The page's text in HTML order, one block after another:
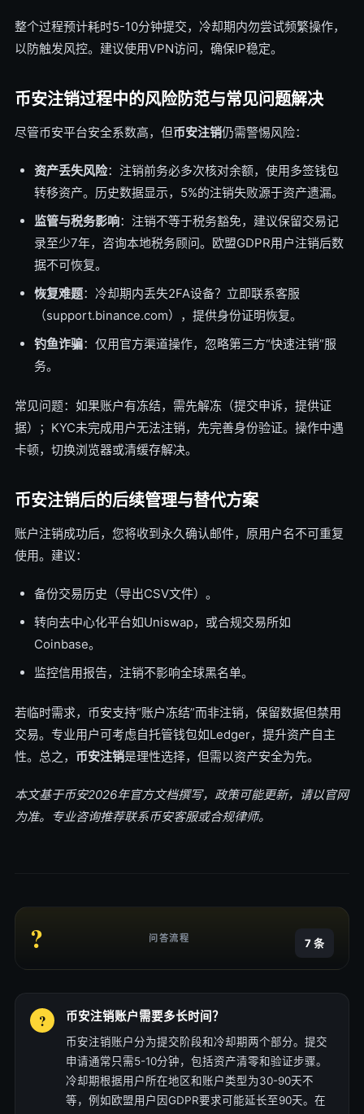
整个过程预计耗时5-10分钟提交，冷却期内勿尝试频繁操作，
以防触发风控。建议使用VPN访问，确保IP稳定。
币安注销过程中的风险防范与常见问题解决
尽管币安平台安全系数高，但币安注销仍需警惕风险：
资产丢失风险：注销前务必多次核对余额，使用多签钱包
转移资产。历史数据显示，5%的注销失败源于资产遗漏。
监管与税务影响：注销不等于税务豁免，建议保留交易记
录至少7年，咨询本地税务顾问。欧盟GDPR用户注销后数
据不可恢复。
恢复难题：冷却期内丢失2FA设备？立即联系客服
（support.binance.com），提供身份证明恢复。
钓鱼诈骗：仅用官方渠道操作，忽略第三方“快速注销”服
务。
常见问题：如果账户有冻结，需先解冻（提交申诉，提供证
据）；KYC未完成用户无法注销，先完善身份验证。操作中遇
卡顿，切换浏览器或清缓存解决。
币安注销后的后续管理与替代方案
账户注销成功后，您将收到永久确认邮件，原用户名不可重复
使用。建议：
备份交易历史（导出CSV文件）。
转向去中心化平台如Uniswap，或合规交易所如
Coinbase。
监控信用报告，注销不影响全球黑名单。
若临时需求，币安支持“账户冻结”而非注销，保留数据但禁用
交易。专业用户可考虑自托管钱包如Ledger，提升资产自主
性。总之， 币安注销是理性选择，但需以资产安全为先。
本文基于币安2026年官方文档撰写，政策可能更新，请以官网
为准。专业咨询推荐联系币安客服或合规律师。
? 问答流程 7 条
币安注销账户需要多长时间？
币安注销账户分为提交阶段和冷却期两个部分。提交
申请通常只需5-10分钟，包括资产清零和验证步骤。
冷却期根据用户所在地区和账户类型为30-90天不
等，例如欧盟用户因GDPR要求可能延长至90天。在